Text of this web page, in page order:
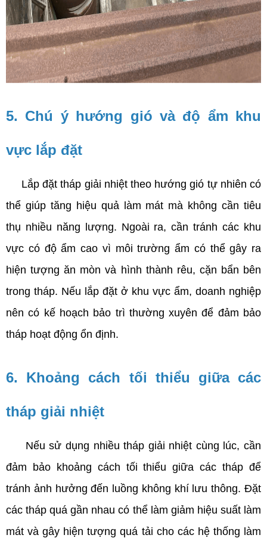
5. Chú ý hướng gió và độ ẩm khu
vực lắp đặt
Lắp đặt tháp giải nhiệt theo hướng gió tự nhiên có
thể giúp tăng hiệu quả làm mát mà không cần tiêu
thụ nhiều năng lượng. Ngoài ra, cần tránh các khu
vực có độ ẩm cao vì môi trường ẩm có thể gây ra
hiện tượng ăn mòn và hình thành rêu, cặn bẩn bên
trong tháp. Nếu lắp đặt ở khu vực ẩm, doanh nghiệp
nên có kế hoạch bảo trì thường xuyên để đảm bảo
tháp hoạt động ổn định.
6. Khoảng cách tối thiểu giữa các
tháp giải nhiệt
Nếu sử dụng nhiều tháp giải nhiệt cùng lúc, cần
đảm bảo khoảng cách tối thiểu giữa các tháp để
tránh ảnh hưởng đến luồng không khí lưu thông. Đặt
các tháp quá gần nhau có thể làm giảm hiệu suất làm
mát và gây hiện tượng quá tải cho các hệ thống làm